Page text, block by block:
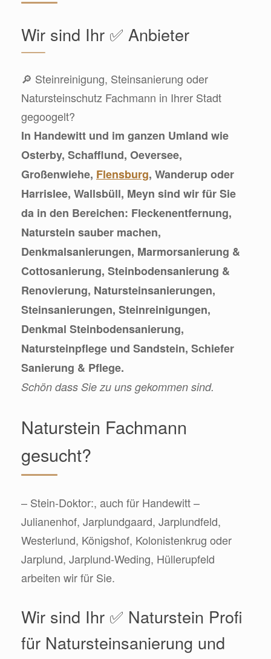
Wir sind Ihr ✅ Anbieter
🔎 Steinreinigung, Steinsanierung oder
Natursteinschutz Fachmann in Ihrer Stadt
gegoogelt?
In Handewitt und im ganzen Umland wie
Osterby, Schafflund, Oeversee,
Großenwiehe, Flensburg, Wanderup oder
Harrislee, Wallsbüll, Meyn sind wir für Sie
da in den Bereichen: Fleckenentfernung,
Naturstein sauber machen,
Denkmalsanierungen, Marmorsanierung &
Cottosanierung, Steinbodensanierung &
Renovierung, Natursteinsanierungen,
Steinsanierungen, Steinreinigungen,
Denkmal Steinbodensanierung,
Natursteinpflege und Sandstein, Schiefer
Sanierung & Pflege.
Schön dass Sie zu uns gekommen sind.
Naturstein Fachmann
gesucht?
– Stein-Doktor:, auch für Handewitt –
Julianenhof, Jarplundgaard, Jarplundfeld,
Westerlund, Königshof, Kolonistenkrug oder
Jarplund, Jarplund-Weding, Hüllerupfeld
arbeiten wir für Sie.
Wir sind Ihr ✅ Naturstein Profi
für Natursteinsanierung und